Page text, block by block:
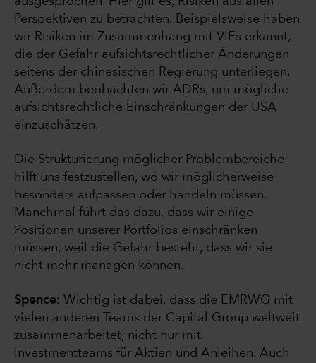
Perspektiven zu betrachten. Beispielsweise haben
wir Risiken im Zusammenhang mit VIEs erkannt,
die der Gefahr aufsichtsrechtlicher Änderungen
seitens der chinesischen Regierung unterliegen.
Außerdem beobachten wir ADRs, um mögliche
aufsichtsrechtliche Einschränkungen der USA
einzuschätzen.
Die Strukturierung möglicher Problembereiche
hilft uns festzustellen, wo wir möglicherweise
besonders aufpassen oder handeln müssen.
Manchmal führt das dazu, dass wir einige
Positionen unserer Portfolios einschränken
müssen, weil die Gefahr besteht, dass wir sie
nicht mehr managen können.
Spence: Wichtig ist dabei, dass die EMRWG mit
vielen anderen Teams der Capital Group weltweit
zusammenarbeitet, nicht nur mit
Investmentteams für Aktien und Anleihen. Auch